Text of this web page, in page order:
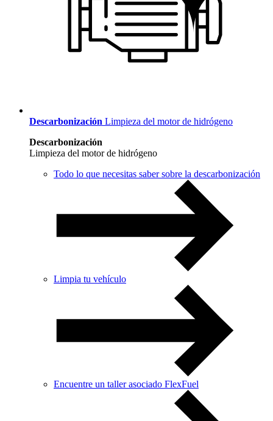
Descarbonización Limpieza del motor de hidrógeno
Descarbonización
Limpieza del motor de hidrógeno
Todo lo que necesitas saber sobre la descarbonización
Limpia tu vehículo
Encuentre un taller asociado FlexFuel